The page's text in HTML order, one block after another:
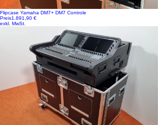
Flipcase Yamaha DM7+ DM7 Controle
Preis1.891,90 €
exkl. MwSt.